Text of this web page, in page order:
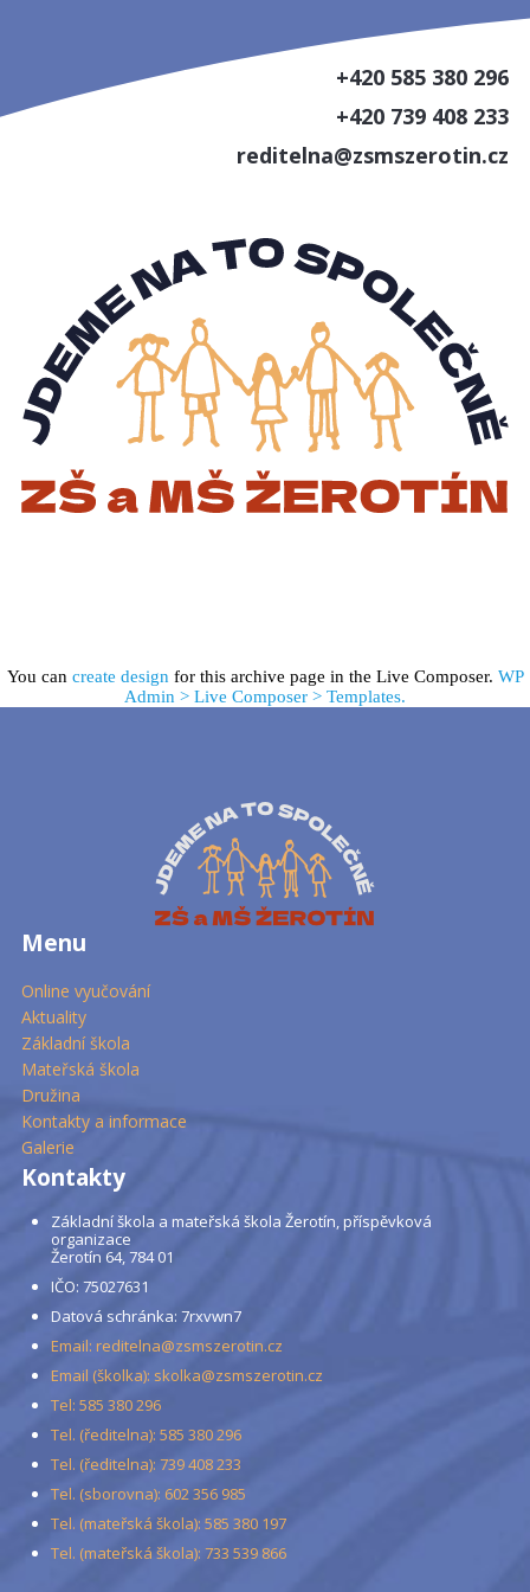
+420 585 380 296
+420 739 408 233
reditelna@zsmszerotin.cz
You can create design for this archive page in the Live Composer. WP
Admin > Live Composer > Templates.
Menu
Online vyučování
Aktuality
Základní škola
Mateřská škola
Družina
Kontakty a informace
Galerie
Kontakty
Základní škola a mateřská škola Žerotín, příspěvková
organizace
Žerotín 64, 784 01
IČO: 75027631
Datová schránka: 7rxvwn7
Email: reditelna@zsmszerotin.cz
Email (školka): skolka@zsmszerotin.cz
Tel: 585 380 296
Tel. (ředitelna): 585 380 296
Tel. (ředitelna): 739 408 233
Tel. (sborovna): 602 356 985
Tel. (mateřská škola): 585 380 197
Tel. (mateřská škola): 733 539 866